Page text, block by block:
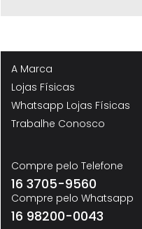
A Marca
Lojas Físicas
Whatsapp Lojas Físicas
Trabalhe Conosco
Compre pelo Telefone
16 3705-9560
Compre pelo Whatsapp
16 98200-0043